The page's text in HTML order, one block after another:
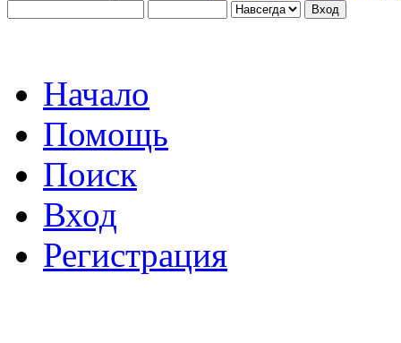
Начало
Помощь
Поиск
Вход
Регистрация